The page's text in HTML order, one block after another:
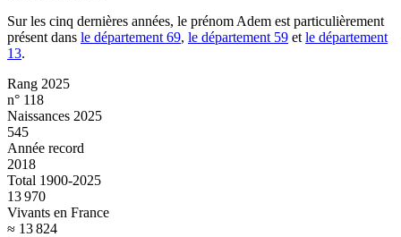
Sur les cinq dernières années, le prénom Adem est particulièrement
présent dans le département 69, le département 59 et le département
13.
Rang 2025
n° 118
Naissances 2025
545
Année record
2018
Total 1900-2025
13 970
Vivants en France
≈ 13 824